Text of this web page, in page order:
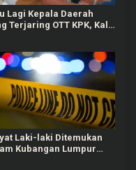
Lagi Kepala Daerah
Terjaring OTT KPK, Kali
Laki-laki Ditemukan
Kubangan Lumpur